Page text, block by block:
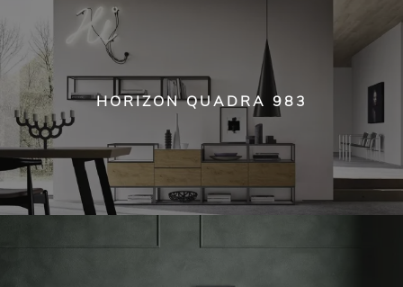
HORIZON QUADRA 983